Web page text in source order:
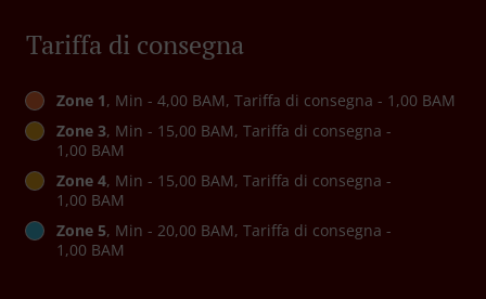
Tariffa di consegna
Zone 1, Min - 4,00 BAM, Tariffa di consegna - 1,00 BAM
Zone 3, Min - 15,00 BAM, Tariffa di consegna -
1,00 BAM
Zone 4, Min - 15,00 BAM, Tariffa di consegna -
1,00 BAM
Zone 5, Min - 20,00 BAM, Tariffa di consegna -
1,00 BAM